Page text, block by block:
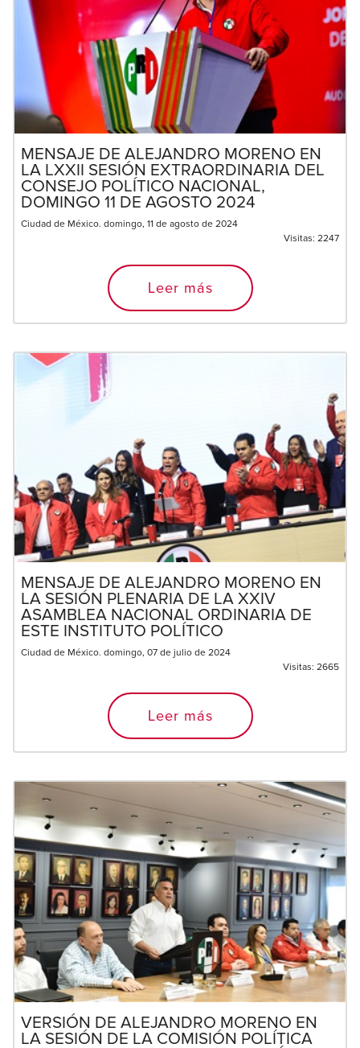
MENSAJE DE ALEJANDRO MORENO EN
LA LXXII SESIÓN EXTRAORDINARIA DEL
CONSEJO POLÍTICO NACIONAL,
DOMINGO 11 DE AGOSTO 2024
Ciudad de México. domingo, 11 de agosto de 2024
Visitas: 2247
Leer más
MENSAJE DE ALEJANDRO MORENO EN
LA SESIÓN PLENARIA DE LA XXIV
ASAMBLEA NACIONAL ORDINARIA DE
ESTE INSTITUTO POLÍTICO
Ciudad de México. domingo, 07 de julio de 2024
Visitas: 2665
Leer más
VERSIÓN DE ALEJANDRO MORENO EN
LA SESIÓN DE LA COMISIÓN POLÍTICA